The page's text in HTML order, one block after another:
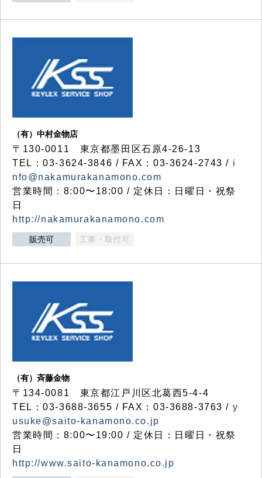
（有）中村金物店
〒130-0011 東京都墨田区石原4-26-13
TEL：03-3624-3846 / FAX：03-3624-2743 / i
nfo@nakamurakanamono.com
営業時間：8:00〜18:00 / 定休日：日曜日・祝祭
日
http://nakamurakanamono.com
販売可 工事・取付可
（有）斉藤金物
〒134-0081 東京都江戸川区北葛西5-4-4
TEL：03-3688-3655 / FAX：03-3688-3763 / y
usuke@saito-kanamono.co.jp
営業時間：8:00〜19:00 / 定休日：日曜日・祝祭
日
http://www.saito-kanamono.co.jp